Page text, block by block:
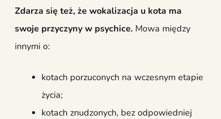
Zdarza się też, że wokalizacja u kota ma
swoje przyczyny w psychice. Mowa między
innymi o:
kotach porzuconych na wczesnym etapie
życia;
kotach znudzonych, bez odpowiedniej